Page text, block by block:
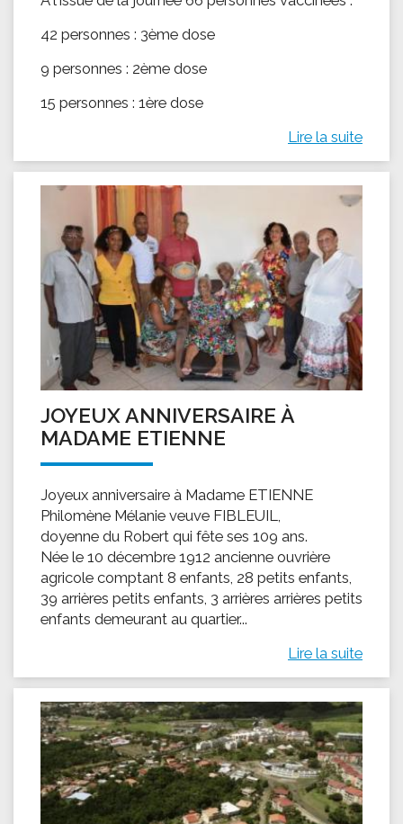
42 personnes : 3ème dose
9 personnes : 2ème dose
15 personnes : 1ère dose
Lire la suite
JOYEUX ANNIVERSAIRE À
MADAME ETIENNE
Joyeux anniversaire à Madame ETIENNE
Philomène Mélanie veuve FIBLEUIL,
doyenne du Robert qui fête ses 109 ans.
Née le 10 décembre 1912 ancienne ouvrière
agricole comptant 8 enfants, 28 petits enfants,
39 arrières petits enfants, 3 arrières arrières petits
enfants demeurant au quartier...
Lire la suite